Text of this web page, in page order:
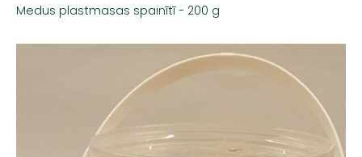
Medus plastmasas spainītī - 200 g